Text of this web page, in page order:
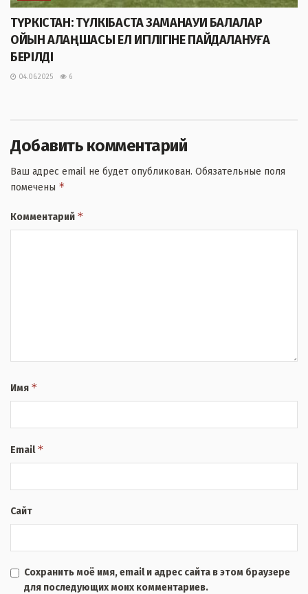
ТҮРКІСТАН: ТҮЛКІБАСТА ЗАМАНАУИ БАЛАЛАР
ОЙЫН АЛАҢШАСЫ ЕЛ ИГІЛІГІНЕ ПАЙДАЛАНУҒА
БЕРІЛДІ
04.06.2025 6
Добавить комментарий
Ваш адрес email не будет опубликован. Обязательные поля
помечены *
Комментарий *
Имя *
Email*
Сайт
Сохранить моё имя, email и адрес сайта в этом браузере
для последующих моих комментариев.